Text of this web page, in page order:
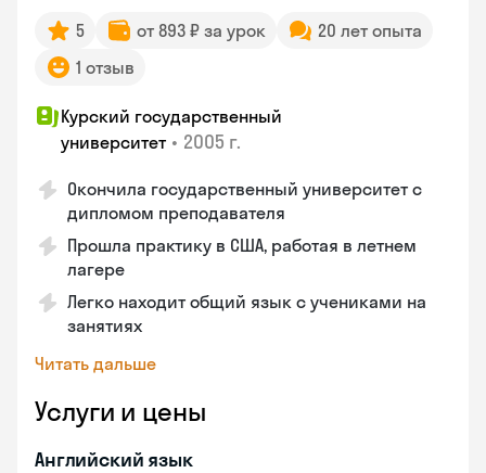
5 от 893 ₽ за урок
20 лет опыта
1 отзыв
Курский государственный
университет • 2005 г.
Окончила государственный университет с
дипломом преподавателя
Прошла практику в США, работая в летнем
лагере
Легко находит общий язык с учениками на
занятиях
Читать дальше
Услуги и цены
Английский язык